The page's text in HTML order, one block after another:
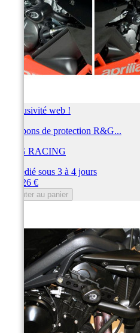
Exclusivité web !
Tampons de protection R&G...
R&G RACING
Expédié sous 3 à 4 jours
229,26 €
Ajouter au panier